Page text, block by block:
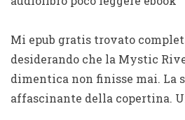
Mi epub gratis trovato
desiderando che la Mystic
dimentica non finisse mai. La
affascinante della copertina.